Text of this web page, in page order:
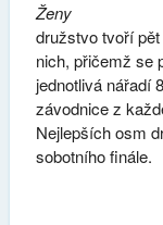
Ženy
družstvo tvoří
nich, přičemž se
jednotlivá nářadí
závodnice z
Nejlepších osm
sobotního finále.